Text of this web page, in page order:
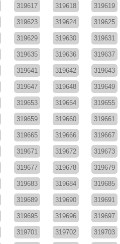
319617 319618 319619
319623 319624 319625
319629 319630 319631
319635 319636 319637
319641 319642 319643
319647 319648 319649
319653 319654 319655
319659 319660 319661
319665 319666 319667
319671 319672 319673
319677 319678 319679
319683 319684 319685
319689 319690 319691
319695 319696 319697
319701 319702 319703